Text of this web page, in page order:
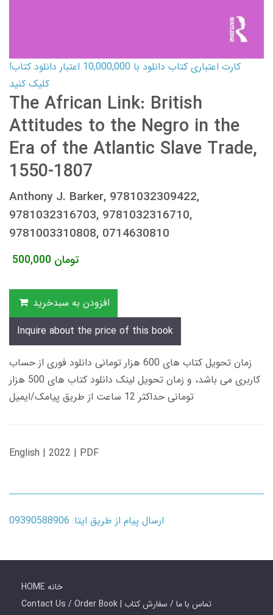
کارت اعتباری کتاب دانلود با 10,000,000 اعتبار دانلود کتاب!
کلیک کنید
The African Link: British
Attitudes to the Negro in the
Era of the Atlantic Slave Trade,
1550-1807
Anthony J. Barker, 9781032309422,
9781032316703, 9781032316710,
9781003310808, 0714630810
500,000 تومان
افزودن به سبدخرید
Inquire about the price of this book
زمان تحویل کتاب های 600 هزار تومانی دانلود فوری از حساب
کاربری می باشد، و زمان تحویل لینک دانلود کتاب های 500 هزار
تومانی حداکثر 12 ساعت از طریق پیامک/ایمیل
English | 2022 | PDF
ارسال پیام از طریق ایتا: 09390588906
HOME خانه
Contact Us / Order Book | تماس با ما / سفارش کتاب